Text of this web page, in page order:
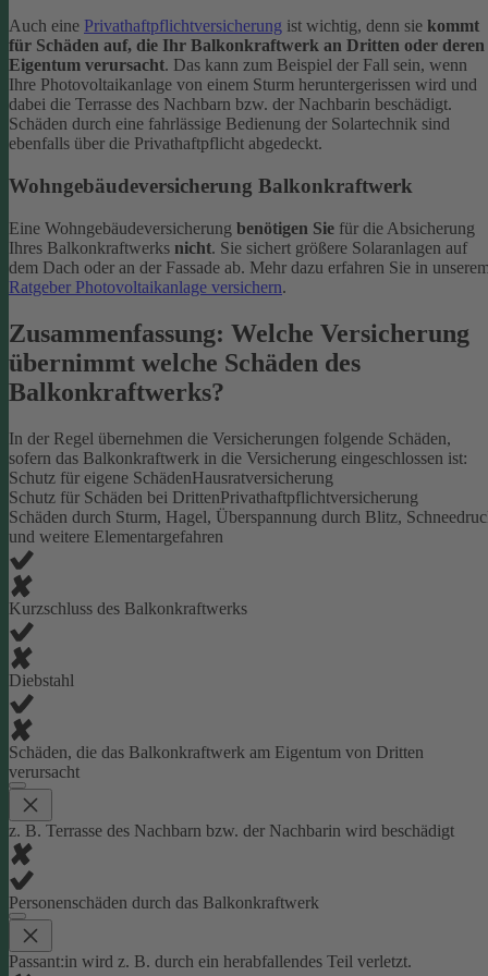
Auch eine Privathaftpflichtversicherung ist wichtig, denn sie kommt
für Schäden auf, die Ihr Balkonkraftwerk an Dritten oder deren
Eigentum verursacht. Das kann zum Beispiel der Fall sein, wenn
Ihre Photovoltaikanlage von einem Sturm heruntergerissen wird und
dabei die Terrasse des Nachbarn bzw. der Nachbarin beschädigt.
Schäden durch eine fahrlässige Bedienung der Solartechnik sind
ebenfalls über die Privathaftpflicht abgedeckt.
Wohngebäudeversicherung Balkonkraftwerk
Eine Wohngebäudeversicherung benötigen Sie für die Absicherung
Ihres Balkonkraftwerks nicht. Sie sichert größere Solaranlagen auf
dem Dach oder an der Fassade ab. Mehr dazu erfahren Sie in
Ratgeber Photovoltaikanlage versichern.
Zusammenfassung: Welche Versicherung
übernimmt welche Schäden des
Balkonkraftwerks?
In der Regel übernehmen die Versicherungen folgende Schäden,
sofern das Balkonkraftwerk in die Versicherung eingeschlossen ist:
Schutz für eigene SchädenHausratversicherung
Schutz für Schäden bei DrittenPrivathaftpflichtversicherung
Schäden durch Sturm, Hagel, Überspannung durch Blitz,
und weitere Elementargefahren
Kurzschluss des Balkonkraftwerks
Diebstahl
Schäden, die das Balkonkraftwerk am Eigentum von Dritten
verursacht
z. B. Terrasse des Nachbarn bzw. der Nachbarin wird beschädigt
Personenschäden durch das Balkonkraftwerk
Passant:in wird z. B. durch ein herabfallendes Teil verletzt.